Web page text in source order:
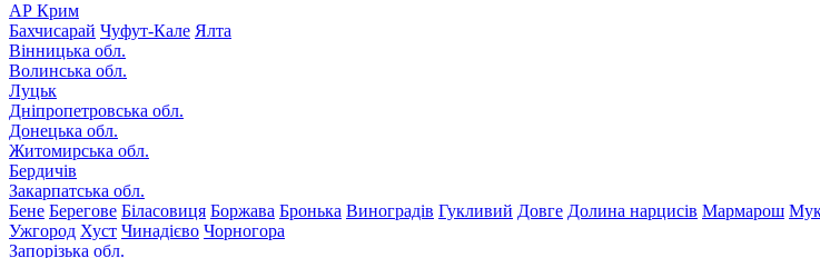
АР Крим
Бахчисарай Чуфут-Кале Ялта
Вінницька обл.
Волинська обл.
Луцьк
Дніпропетровська обл.
Донецька обл.
Житомирська обл.
Бердичів
Закарпатська обл.
Бене Берегове Біласовиця Боржава Бронька Виноградів Гукливий Довге Долина нарцисів Мармарош
Ужгород Хуст Чинадієво Чорногора
Запорізька обл.